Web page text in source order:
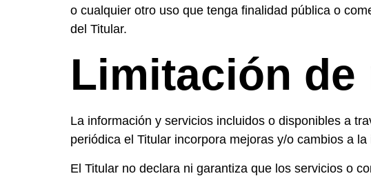
o cualquier otro uso que tenga finalidad pública o
del Titular.
Limitación
La información y servicios incluidos o disponibles a
periódica el Titular incorpora mejoras y/o cambios a
El Titular no declara ni garantiza que los servicios o